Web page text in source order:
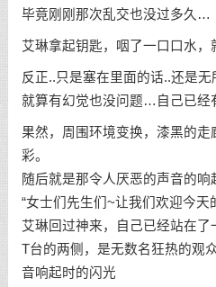
毕竟刚刚那次乱交也没过多久…
艾琳拿起钥匙，咽了一口口水，
反正..只是塞在里面的话..还是无
就算有幻觉也没问题…自己已经
果然，周围环境变换，漆黑的
彩。
随后就是那令人厌恶的声音的响
“女士们先生们~让我们欢迎今天
艾琳回过神来，自己已经站在了
T台的两侧，是无数名狂热的观
音响起时的闪光